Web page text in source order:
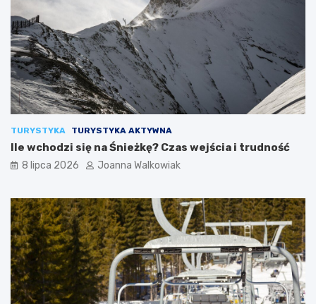
TURYSTYKA TURYSTYKA AKTYWNA
Ile wchodzi się na Śnieżkę? Czas wejścia i trudność
8 lipca 2026 Joanna Walkowiak